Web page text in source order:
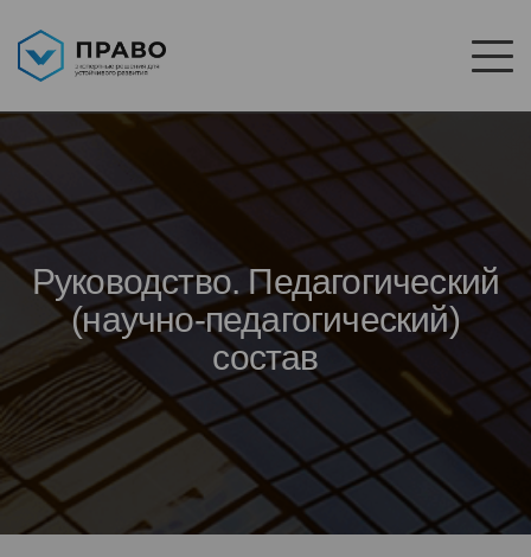
Руководство. Педагогический
(научно-педагогический)
состав